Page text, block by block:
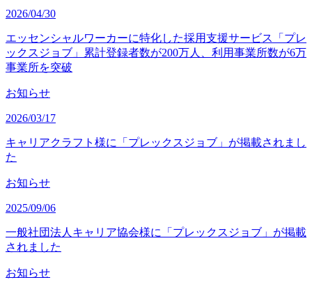
2026/04/30
エッセンシャルワーカーに特化した採用支援サービス「プレ
ックスジョブ」累計登録者数が200万人、利用事業所数が6万
事業所を突破
お知らせ
2026/03/17
キャリアクラフト様に「プレックスジョブ」が掲載されまし
た
お知らせ
2025/09/06
一般社団法人キャリア協会様に「プレックスジョブ」が掲載
されました
お知らせ